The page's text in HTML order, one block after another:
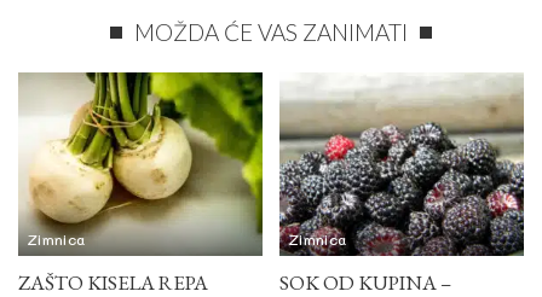
MOŽDA ĆE VAS ZANIMATI
Zimnica
ZAŠTO KISELA REPA
Zimnica
SOK OD KUPINA –